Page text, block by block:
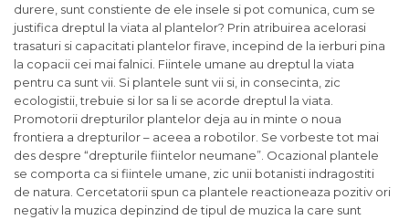
durere, sunt constiente de ele insele si pot comunica, cum se
justifica dreptul la viata al plantelor? Prin atribuirea acelorasi
trasaturi si capacitati plantelor firave, incepind de la ierburi pina
la copacii cei mai falnici. Fiintele umane au dreptul la viata
pentru ca sunt vii. Si plantele sunt vii si, in consecinta, zic
ecologistii, trebuie si lor sa li se acorde dreptul la viata.
Promotorii drepturilor plantelor deja au in minte o noua
frontiera a drepturilor – aceea a robotilor. Se vorbeste tot mai
des despre “drepturile fiintelor neumane”. Ocazional plantele
se comporta ca si fiintele umane, zic unii botanisti indragostiti
de natura. Cercetatorii spun ca plantele reactioneaza pozitiv ori
negativ la muzica depinzind de tipul de muzica la care sunt